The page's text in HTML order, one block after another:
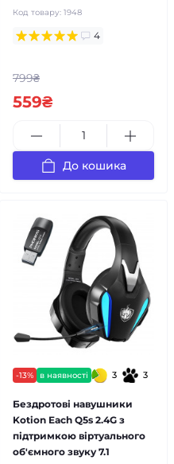
Код товару: 1948
4
799₴
559₴
До кошика
-13% в наявності 3 3
Бездротові навушники
Kotion Each Q5s 2.4G з
підтримкою віртуального
об'ємного звуку 7.1